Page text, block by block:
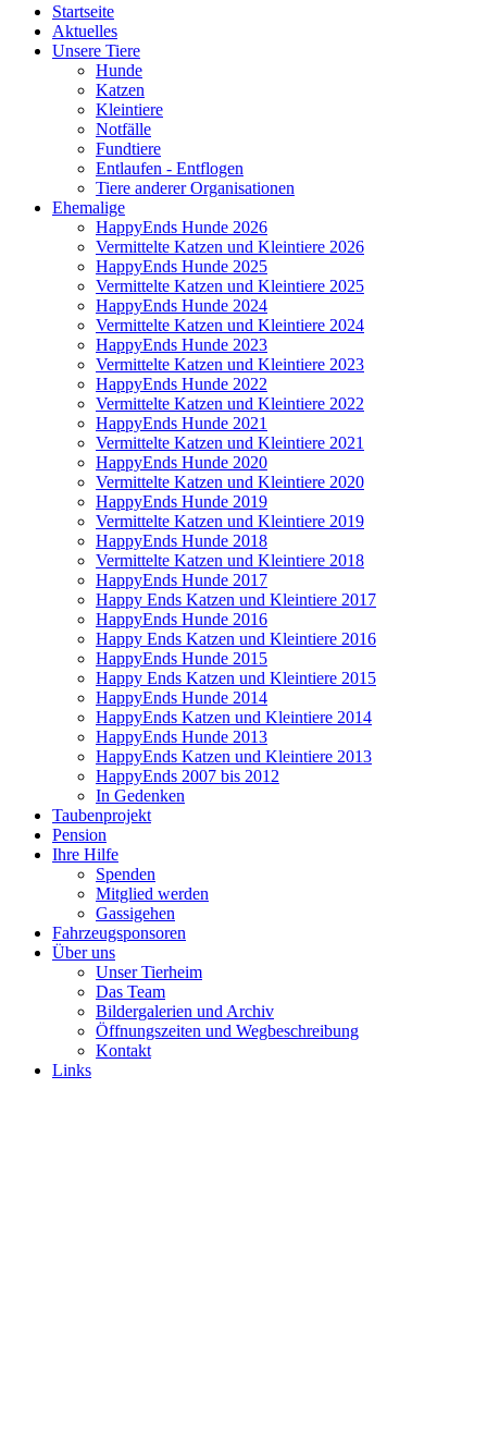
Startseite
Aktuelles
Unsere Tiere
Hunde
Katzen
Kleintiere
Notfälle
Fundtiere
Entlaufen - Entflogen
Tiere anderer Organisationen
Ehemalige
HappyEnds Hunde 2026
Vermittelte Katzen und Kleintiere 2026
HappyEnds Hunde 2025
Vermittelte Katzen und Kleintiere 2025
HappyEnds Hunde 2024
Vermittelte Katzen und Kleintiere 2024
HappyEnds Hunde 2023
Vermittelte Katzen und Kleintiere 2023
HappyEnds Hunde 2022
Vermittelte Katzen und Kleintiere 2022
HappyEnds Hunde 2021
Vermittelte Katzen und Kleintiere 2021
HappyEnds Hunde 2020
Vermittelte Katzen und Kleintiere 2020
HappyEnds Hunde 2019
Vermittelte Katzen und Kleintiere 2019
HappyEnds Hunde 2018
Vermittelte Katzen und Kleintiere 2018
HappyEnds Hunde 2017
Happy Ends Katzen und Kleintiere 2017
HappyEnds Hunde 2016
Happy Ends Katzen und Kleintiere 2016
HappyEnds Hunde 2015
Happy Ends Katzen und Kleintiere 2015
HappyEnds Hunde 2014
HappyEnds Katzen und Kleintiere 2014
HappyEnds Hunde 2013
HappyEnds Katzen und Kleintiere 2013
HappyEnds 2007 bis 2012
In Gedenken
Taubenprojekt
Pension
Ihre Hilfe
Spenden
Mitglied werden
Gassigehen
Fahrzeugsponsoren
Über uns
Unser Tierheim
Das Team
Bildergalerien und Archiv
Öffnungszeiten und Wegbeschreibung
Kontakt
Links